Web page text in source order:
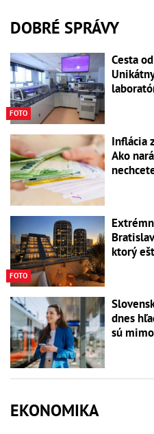
DOBRÉ SPRÁVY
FOTO
Cesta
Inflácia
Ako
FOTO
ktorý
dnes
sú
EKONOMIKA